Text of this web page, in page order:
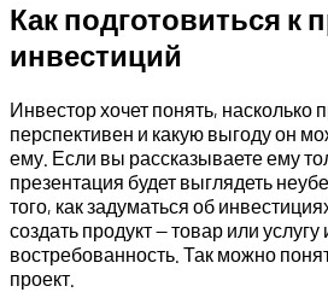
Как подготовиться к
инвестиций
Инвестор хочет понять, насколько
перспективен и какую выгоду он
ему. Если вы рассказываете ему
презентация будет выглядеть
того, как задуматься об
создать продукт — товар или
востребованность. Так можно
проект.